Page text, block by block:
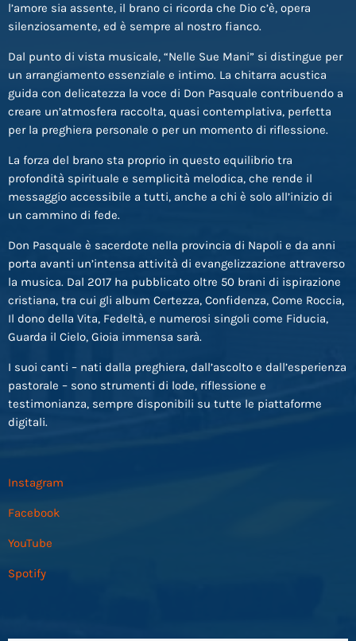
l’amore sia assente, il brano ci ricorda che Dio c’è, opera
silenziosamente, ed è sempre al nostro fianco.
Dal punto di vista musicale, “Nelle Sue Mani” si distingue per
un arrangiamento essenziale e intimo. La chitarra acustica
guida con delicatezza la voce di Don Pasquale contribuendo a
creare un’atmosfera raccolta, quasi contemplativa, perfetta
per la preghiera personale o per un momento di riflessione.
La forza del brano sta proprio in questo equilibrio tra
profondità spirituale e semplicità melodica, che rende il
messaggio accessibile a tutti, anche a chi è solo all’inizio di
un cammino di fede.
Don Pasquale è sacerdote nella provincia di Napoli e da anni
porta avanti un’intensa attività di evangelizzazione attraverso
la musica. Dal 2017 ha pubblicato oltre 50 brani di ispirazione
cristiana, tra cui gli album Certezza, Confidenza, Come Roccia,
Il dono della Vita, Fedeltà, e numerosi singoli come Fiducia,
Guarda il Cielo, Gioia immensa sarà.
I suoi canti – nati dalla preghiera, dall’ascolto e dall’esperienza
pastorale – sono strumenti di lode, riflessione e
testimonianza, sempre disponibili su tutte le piattaforme
digitali.
Instagram
Facebook
YouTube
Spotify